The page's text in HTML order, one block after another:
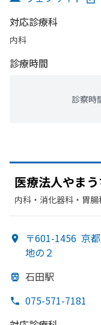
対応診療科
内科
診療時間
診察時
医療法人やま
内科・​消化器科・​胃腸
〒601-1456 京
地の２
石田駅
075-571-7181